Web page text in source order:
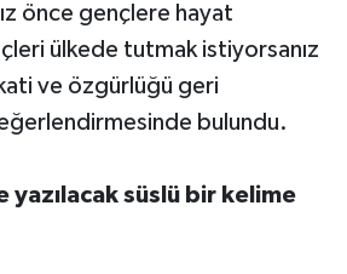
önce gençlere hayat
ülkede tutmak istiyorsanız
ve özgürlüğü geri
bulundu.
yazılacak süslü bir kelime